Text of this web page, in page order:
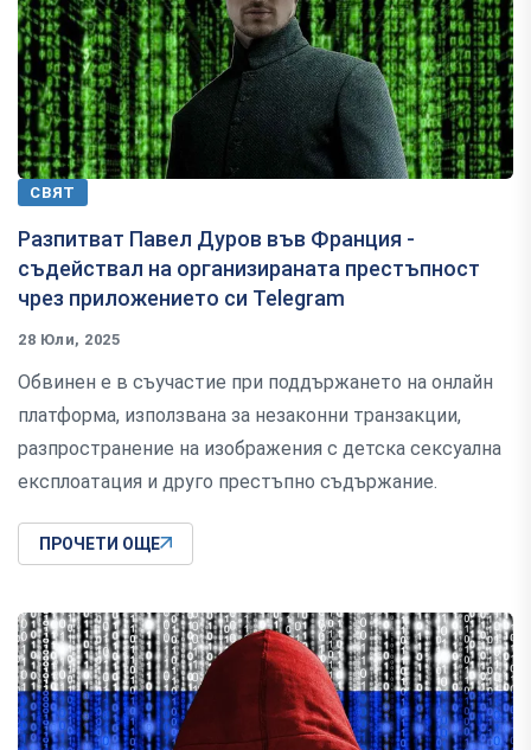
СВЯТ
Разпитват Павел Дуров във Франция -
съдействал на организираната престъпност
чрез приложението си Telegram
28 Юли, 2025
Обвинен е в съучастие при поддържането на онлайн
платформа, използвана за незаконни транзакции,
разпространение на изображения с детска сексуална
експлоатация и друго престъпно съдържание.
ПРОЧЕТИ ОЩЕ